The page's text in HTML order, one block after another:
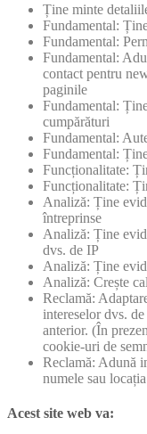
Ține minte
Fundamental:
Fundamental:
Fundamental:
contact pentru
paginile
Fundamental:
cumpărături
Fundamental:
Fundamental:
Funcționalitate:
Funcționalitate:
Analiză: Ține
întreprinse
Analiză: Ține
dvs. de IP
Analiză: Ține
Analiză: Crește
Reclamă:
intereselor dvs.
anterior. (În
cookie-uri de
Reclamă: Adună
numele sau locația
Acest site web va: